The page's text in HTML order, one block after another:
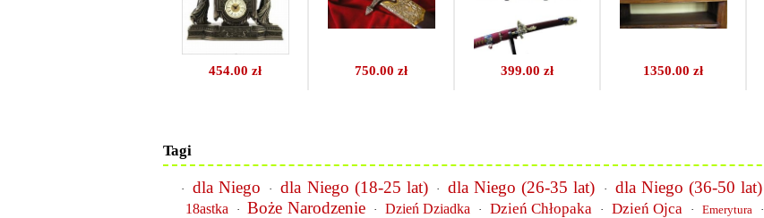
454.00 zł 750.00 zł 399.00 zł 1350.00 zł
Tagi
· dla Niego · dla Niego (18-25 lat) · dla Niego (26-35 lat) · dla Niego (36-50 lat)
18astka · Boże Narodzenie · Dzień Dziadka · Dzień Chłopaka · Dzień Ojca · Emerytura ·